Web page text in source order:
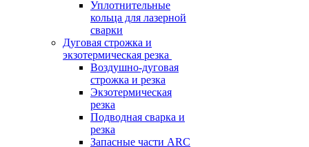
Уплотнительные
кольца для лазерной
сварки
Дуговая строжка и
экзотермическая резка
Воздушно-дуговая
строжка и резка
Экзотермическая
резка
Подводная сварка и
резка
Запасные части ARC